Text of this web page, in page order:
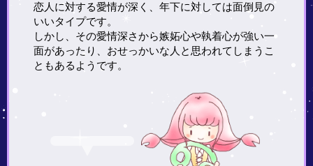
恋人に対する愛情が深く、年下に対しては面倒見の
いいタイプです。
しかし、その愛情深さから嫉妬心や執着心が強い一
面があったり、おせっかいな人と思われてしまうこ
ともあるようです。